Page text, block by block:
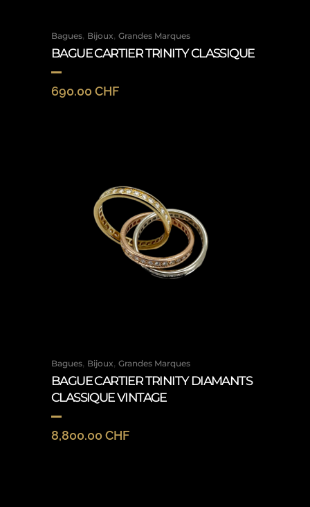
Bagues, Bijoux, Grandes Marques
BAGUE CARTIER TRINITY CLASSIQUE
690.00 CHF
Bagues, Bijoux, Grandes Marques
BAGUE CARTIER TRINITY DIAMANTS
CLASSIQUE VINTAGE
8,800.00 CHF